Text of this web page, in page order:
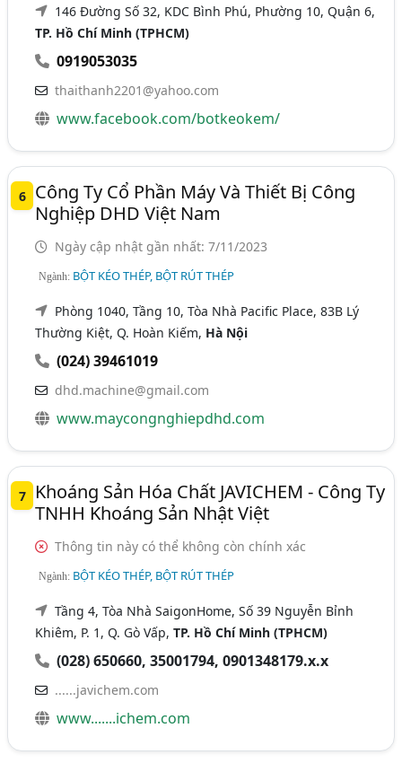
146 Đường Số 32, KDC Bình Phú, Phường 10, Quận 6,
TP. Hồ Chí Minh (TPHCM)
0919053035
thaithanh2201@yahoo.com
www.facebook.com/botkeokem/
6
Công Ty Cổ Phần Máy Và Thiết Bị Công
Nghiệp DHD Việt Nam
Ngày cập nhật gần nhất: 7/11/2023
Ngành: BỘT KÉO THÉP, BỘT RÚT THÉP
Phòng 1040, Tầng 10, Tòa Nhà Pacific Place, 83B Lý
Thường Kiệt, Q. Hoàn Kiếm, Hà Nội
(024) 39461019
dhd.machine@gmail.com
www.maycongnghiepdhd.com
7
Khoáng Sản Hóa Chất JAVICHEM - Công Ty
TNHH Khoáng Sản Nhật Việt
Thông tin này có thể không còn chính xác
Ngành: BỘT KÉO THÉP, BỘT RÚT THÉP
Tầng 4, Tòa Nhà SaigonHome, Số 39 Nguyễn Bỉnh
Khiêm, P. 1, Q. Gò Vấp,TP. Hồ Chí Minh (TPHCM)
(028) 650660, 35001794, 0901348179.x.x
......javichem.com
www.......ichem.com